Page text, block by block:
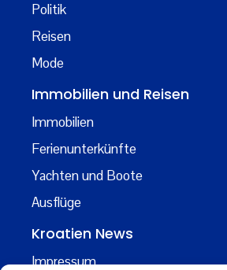
Politik
Reisen
Mode
Immobilien und Reisen
Immobilien
Ferienunterkünfte
Yachten und Boote
Ausflüge
Kroatien News
Impressum